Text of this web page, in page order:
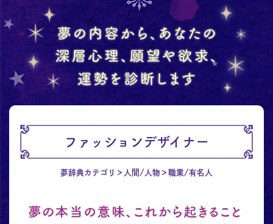
ファッションデザイナー
夢辞典カテゴリ 人間/人物 職業/有名人